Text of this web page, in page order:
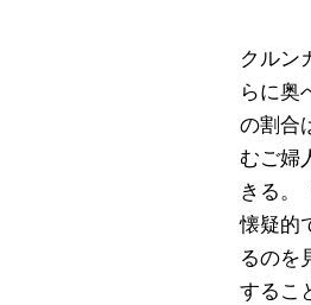
クルン
らに奥
の割合
むご婦
きる。
懐疑的
るのを
するこ